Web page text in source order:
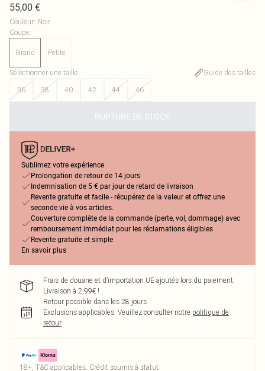
55,00 €
Couleur: Noir
Coupe:
Grand Petite
Sélectionner une taille:
Guide des tailles
36
38 40 42 44 46
RUPTURE DE STOCK
Sublimez votre expérience
Prolongation de retour de 14 jours
Indemnisation de 5 € par jour de retard de livraison
Revente gratuite et facile - récupérez de la valeur et offrez une
seconde vie à vos articles.
Couverture complète de la commande (perte, vol, dommage) avec
remboursement immédiat pour les réclamations éligibles
Revente gratuite et simple
En savoir plus
Frais de douane et d’importation UE ajoutés lors du paiement.
Livraison à 2,99€ !
Retour possible dans les 28 jours
Exclusions applicables. Veuillez consulter notre politique de
retour
18+, T&C applicables. Crédit soumis à statut